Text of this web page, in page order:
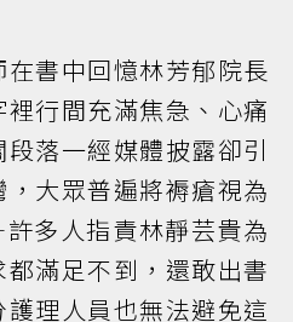
書中回憶林芳郁院長
行間充滿焦急、心痛
落一經媒體披露卻引
大眾普遍將褥瘡視為
多人指責林靜芸貴為
滿足不到，還敢出書
理人員也無法避免這